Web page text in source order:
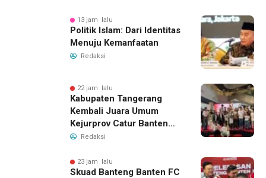
13 jam lalu
Politik Islam: Dari Identitas
Menuju Kemanfaatan
Redaksi
22 jam lalu
Kabupaten Tangerang
Kembali Juara Umum
Kejurprov Catur Banten
2026, Raih 24 Medali
Redaksi
23 jam lalu
Skuad Banteng Banten FC